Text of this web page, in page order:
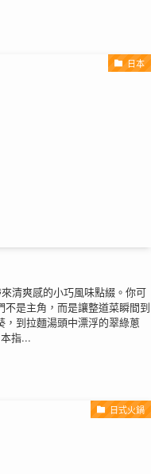
日本
清爽感的小巧風味點綴。你可
是主角，而是讓整道菜瞬間到
到拉麵湯頭中漂浮的翠綠蔥
指...
日式火鍋